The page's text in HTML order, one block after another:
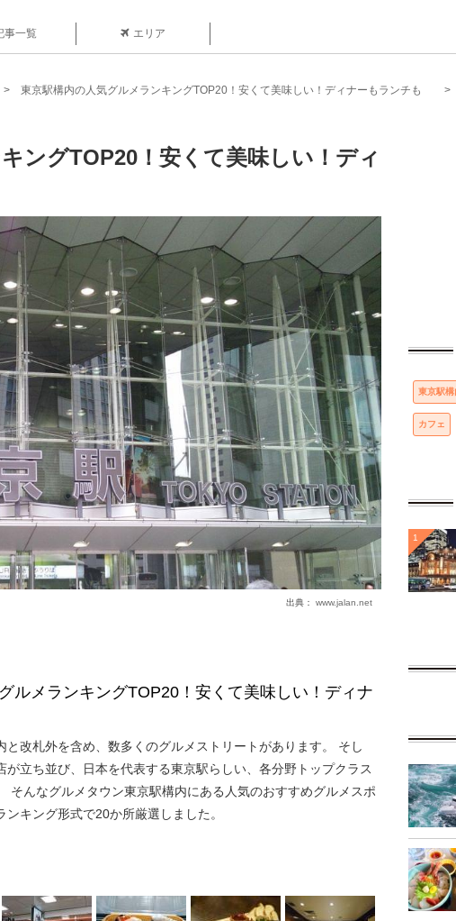
事一覧 エリア
東京駅構内の人気グルメランキングTOP20！安くて美味しい！ディナーもランチも
ングTOP20！安くて美味しい！ディ
出典： www.jalan.net
ルメランキングTOP20！安くて美味しい！ディナ
と改札外を含め、数多くのグルメストリートがあります。 そし
が立ち並び、日本を代表する東京駅らしい、各分野トップクラス
そんなグルメタウン東京駅構内にある人気のおすすめグルメスポ
キング形式で20か所厳選しました。
東京駅構
カフェ
1